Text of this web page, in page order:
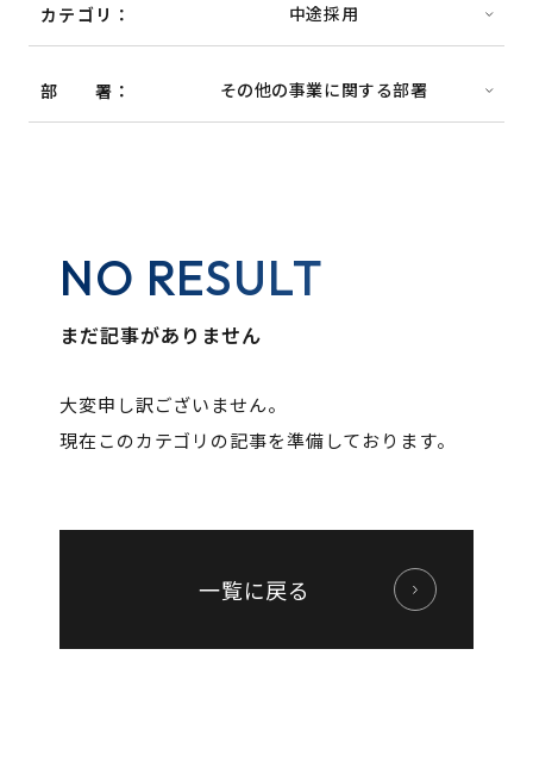
カテゴリ
部署
NO RESULT
まだ記事がありません
大変申し訳ございません。
現在このカテゴリの記事を準備しております。
一覧に戻る